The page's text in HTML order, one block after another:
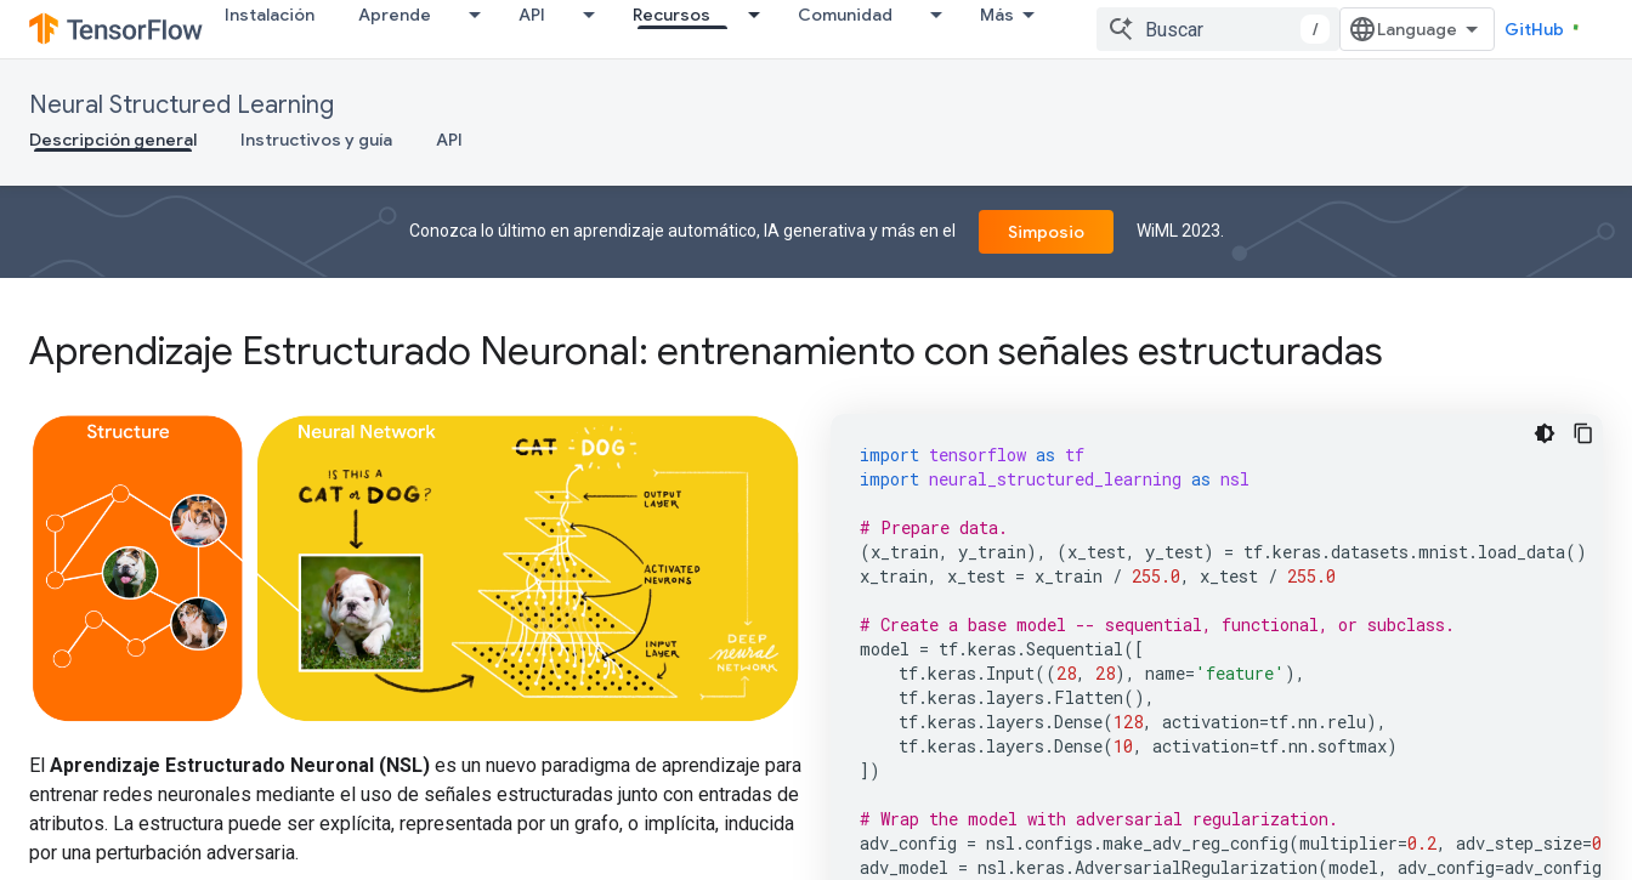
Instalación Aprende API Recursos Comunidad Más
/ GitHub
Neural Structured Learning
Descripción general Instructivos y guía API
Conozca lo último en aprendizaje automático, IA generativa y más en el Simposio WiML 2023.
Aprendizaje Estructurado Neuronal: entrenamiento con señales estructuradas
El Aprendizaje Estructurado Neuronal (NSL) es un nuevo paradigma de aprendizaje para
entrenar redes neuronales mediante el uso de señales estructuradas junto con entradas de
atributos. La estructura puede ser explícita, representada por un grafo, o implícita, inducida
por una perturbación adversaria.
import tensorflow as tf
import neural_structured_learning as nsl
# Prepare data.
(x_train, y_train), (x_test, y_test) = tf.keras .datasets .mnist. load_data()
x_train, x_test = x_train / 255.0, x_test / 255.0
# Create a base model -- sequential, functional, or subclass.
model = tf.keras .Sequential([
tf.keras . Input((28, 28), name= 'feature' ),
tf.keras . layers . Flatten(),
tf.keras . layers .Dense(128, activation=tf.nn . relu),
tf.keras . layers .Dense(10, activation=tf.nn . softmax)
])
# Wrap the model with adversarial regularization.
adv_config = nsl .configs .make_adv_reg_config(multiplier=0.2, adv_step_size=0.05
adv_model = nsl .keras .AdversarialRegularization(model, adv_config=adv_config